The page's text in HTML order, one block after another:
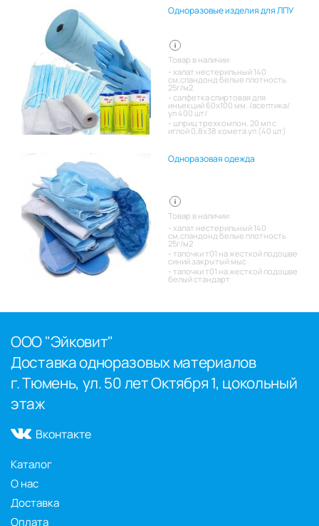
Одноразовые изделия для ЛПУ
Товар в наличии:
халат нестерильный 140
см,спандонд белые плотность
25г/м2
салфетка спиртовая для
инъекций 60х100 мм. /асептика/
уп 400 шт/
шприц трехкомпон. 20 мл с
иглой 0,8х38 комета уп (40 шт)
Одноразовая одежда
Товар в наличии:
халат нестерильный 140
см,спандонд белые плотность
25г/м2
тапочки т01 на жесткой подошве
синий закрытый мыс
тапочки т01 на жесткой подошве
белый стандарт
ООО "Эйковит"
Доставка одноразовых материалов
г. Тюмень, ул. 50 лет Октября 1, цокольный
этаж
Вконтакте
Каталог
О нас
Доставка
Оплата